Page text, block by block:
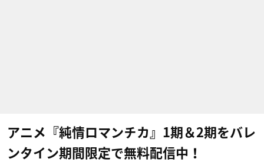
アニメ『純情ロマンチカ』1期＆2期をバレ
ンタイン期間限定で無料配信中！